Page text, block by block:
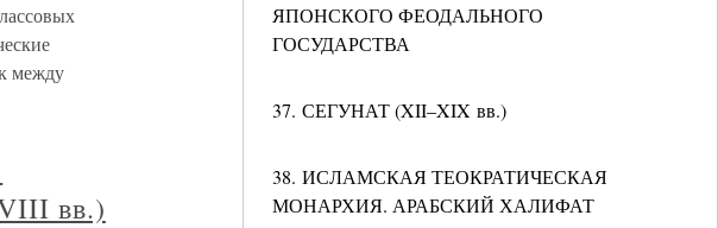
ЯПОНСКОГО ФЕОДАЛЬНОГО
ГОСУДАРСТВА
37. СЕГУНАТ (XII–XIX вв.)
38. ИСЛАМСКАЯ ТЕОКРАТИЧЕСКАЯ
МОНАРХИЯ. АРАБСКИЙ ХАЛИФАТ
между
вв.)